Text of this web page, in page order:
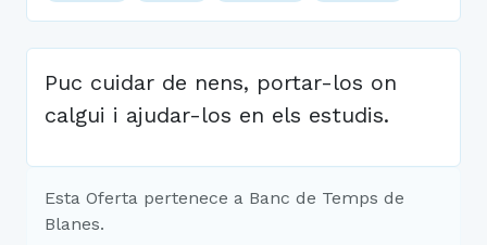
Puc cuidar de nens, portar-los on
calgui i ajudar-los en els estudis.
Esta Oferta pertenece a Banc de Temps de
Blanes.